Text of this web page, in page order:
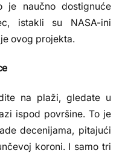
je naučno dostignuće
istakli su NASA-ini
ovog projekta.
na plaži, gledate u
ispod površine. To je
decenijama, pitajući
koroni. I samo tri